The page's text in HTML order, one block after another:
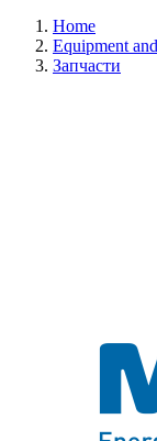
Home
Equipment
Запчасти